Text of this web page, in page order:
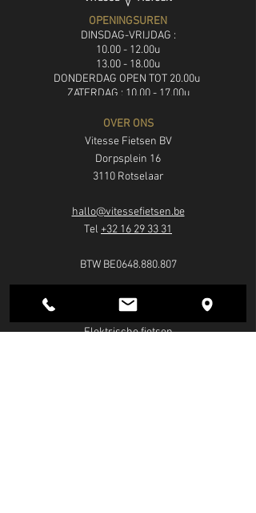
OPENINGSUREN
DINSDAG-VRIJDAG :
10.00 - 12.00u
13.00 - 18.00u
DONDERDAG OPEN TOT 20.00u
ZATERDAG : 10.00 - 17.00u
ZONDAG: gaan fietsen
MAANDAG: rustdag
OVER ONS
Vitesse Fietsen BV
Dorpsplein 16
3110 Rotselaar
hallo@vitessefietsen.be
Tel +32 16 29 33 31
BTW BE0648.880.807
FIETSEN
Elektrische fietsen